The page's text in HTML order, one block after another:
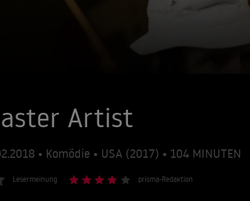
Artist
• Komödie • USA (2017) • 104 MINUTEN
Lesermeinung prisma-Redaktion